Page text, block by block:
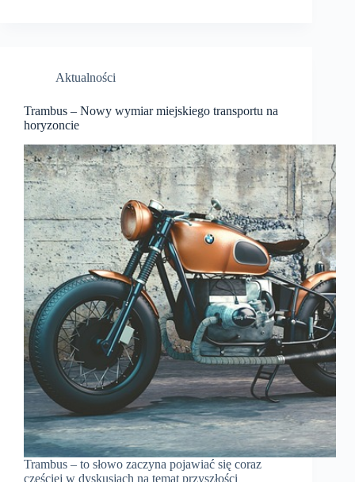
Aktualności
Trambus – Nowy wymiar miejskiego transportu na
horyzoncie
Trambus – to słowo zaczyna pojawiać się coraz
częściej w dyskusjach na temat przyszłości